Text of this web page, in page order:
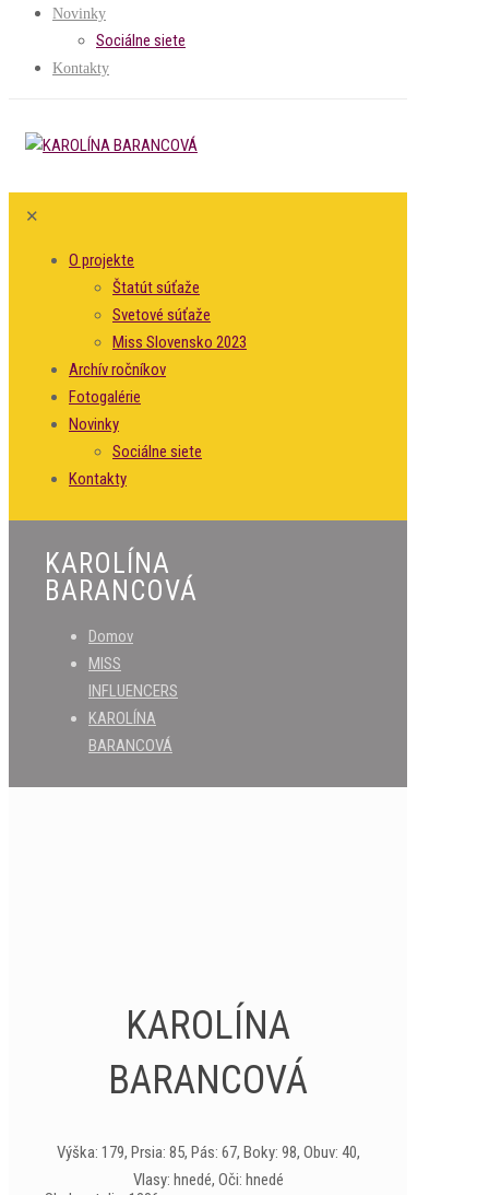
Novinky
Sociálne siete
Kontakty
✕
O projekte
Štatút súťaže
Svetové súťaže
Miss Slovensko 2023
Archív ročníkov
Fotogalérie
Novinky
Sociálne siete
Kontakty
KAROLÍNA
BARANCOVÁ
Domov
MISS
INFLUENCERS
KAROLÍNA
BARANCOVÁ
KAROLÍNA
BARANCOVÁ
Výška: 179, Prsia: 85, Pás: 67, Boky: 98, Obuv: 40,
Vlasy: hnedé, Oči: hnedé